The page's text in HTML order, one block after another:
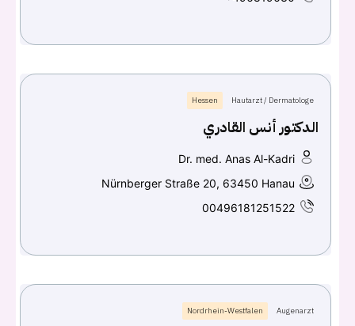
Hautarzt / Dermatologe
Hessen
الدكتور أنس القادري
Dr. med. Anas Al-Kadri
Nürnberger Straße 20, 63450 Hanau
00496181251522
Augenarzt
Nordrhein-Westfalen